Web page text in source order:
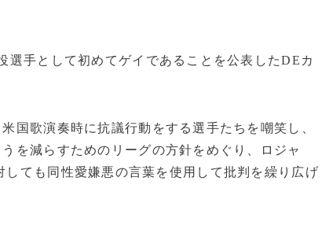
手として初めてゲイであることを公表したDEカ
国歌演奏時に抗議行動をする選手たちを嘲笑し、
を減らすためのリーグの方針をめぐり、ロジャ
しても同性愛嫌悪の言葉を使用して批判を繰り広げ